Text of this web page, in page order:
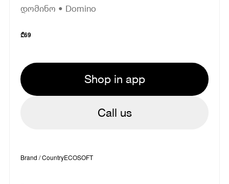
დომინო • Domino
₾69
Shop in app
Call us
Brand / CountryECOSOFT